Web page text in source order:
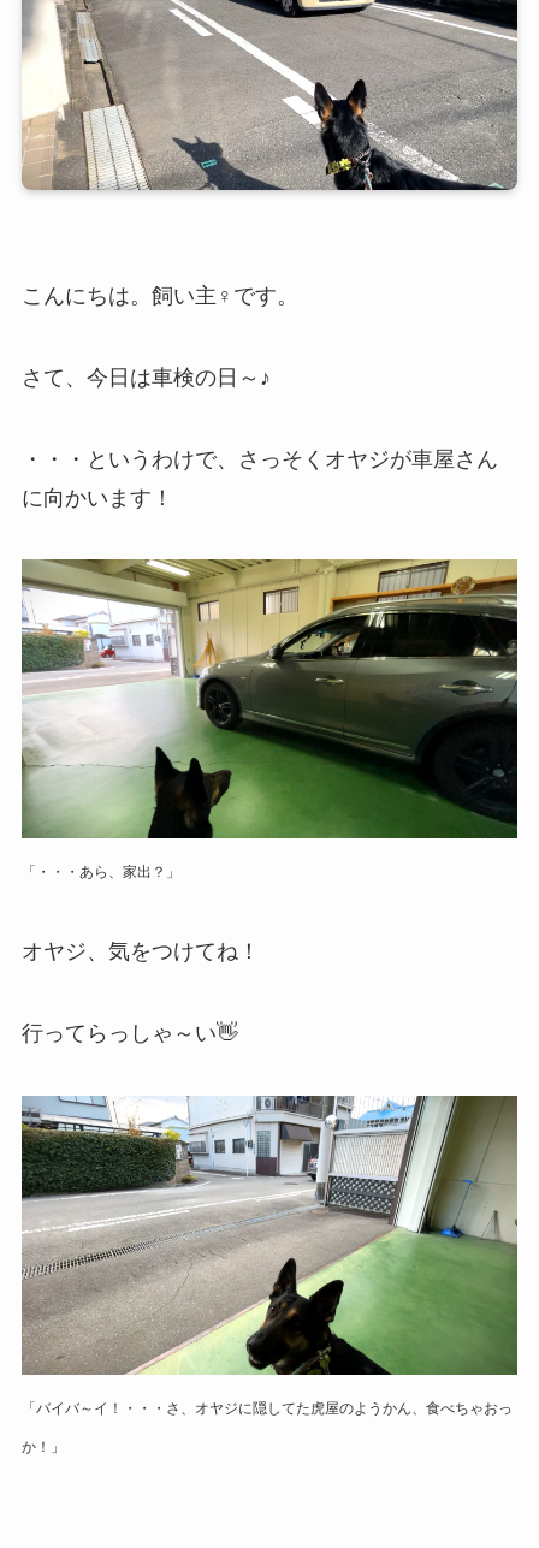
こんにちは。飼い主♀です。
さて、今日は車検の日～♪
・・・というわけで、さっそくオヤジが車屋さん
に向かいます！
「・・・あら、家出？」
オヤジ、気をつけてね！
行ってらっしゃ～い👋
「バイバ～イ！・・・さ、オヤジに隠してた虎屋のようかん、食べちゃおっ
か！」